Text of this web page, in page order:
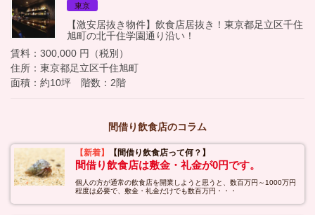
東京
【激安居抜き物件】飲食店居抜き！東京都足立区千住
旭町の北千住学園通り沿い！
賃料：300,000 円（税別）
住所：東京都足立区千住旭町
面積：約10坪 階数：2階
間借り飲食店のコラム
【新着】 【間借り飲食店って何？】
間借り飲食店は敷金・礼金が0円です。
個人の方が通常の飲食店を開業しようと思うと、数百万円～1000万円
程度は必要で、敷金・礼金だけでも数百万円・・・